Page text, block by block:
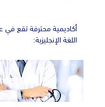
أكاديمية محترفة تقع
اللغة الإنجليزية: